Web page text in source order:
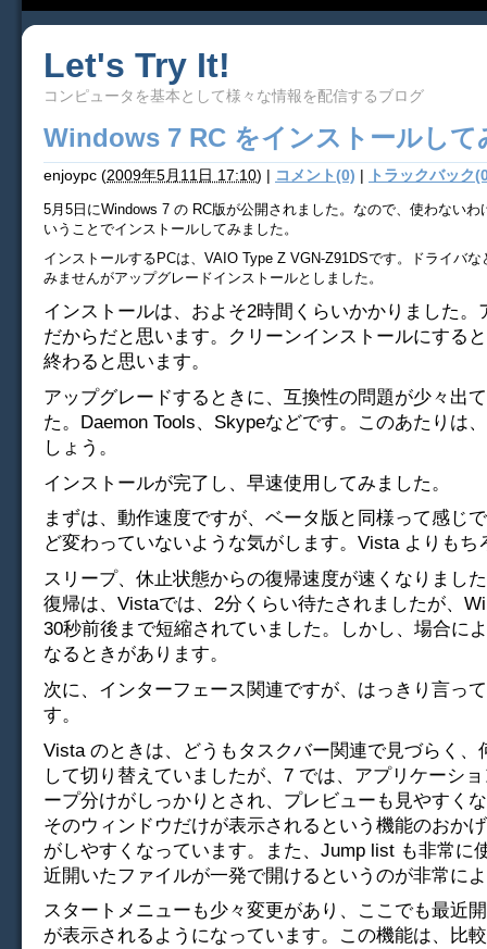
Let's Try It!
コンピュータを基本として様々な情報を配信するブログ
Windows 7 RC をインストールして
enjoypc (2009年5月11日 17:10) | コメント(0) | トラックバック
5月5日にWindows 7 の RC版が公開されました。なので、使わないわ
いうことでインストールしてみました。
インストールするPCは、VAIO Type Z VGN-Z91DSです。ドライバ
みませんがアップグレードインストールとしました。
インストールは、およそ2時間くらいかかりました。
だからだと思います。クリーンインストールにする
終わると思います。
アップグレードするときに、互換性の問題が少々出
た。Daemon Tools、Skypeなどです。このあたりは
しょう。
インストールが完了し、早速使用してみました。
まずは、動作速度ですが、ベータ版と同様って感じ
ど変わっていないような気がします。Vista よりもち
スリープ、休止状態からの復帰速度が速くなりまし
復帰は、Vistaでは、2分くらい待たされましたが、
30秒前後まで短縮されていました。しかし、場合に
なるときがあります。
次に、インターフェース関連ですが、はっきり言っ
す。
Vista のときは、どうもタスクバー関連で見づらく、
して切り替えていましたが、7 では、アプリケーシ
ープ分けがしっかりとされ、プレビューも見やすく
そのウィンドウだけが表示されるという機能のおか
がしやすくなっています。また、Jump list も非常に
近開いたファイルが一発で開けるというのが非常に
スタートメニューも少々変更があり、ここでも最近
が表示されるようになっています。この機能は、比